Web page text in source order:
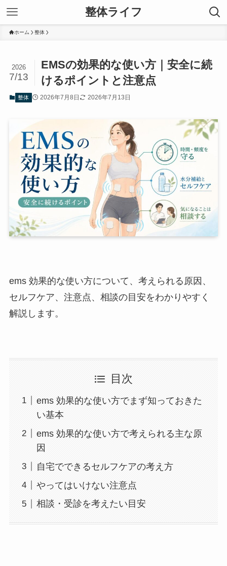
整体ライフ
ホーム 整体
EMSの効果的な使い方｜安全に続
けるポイントと注意点
2026
7/13
整体 2026年7月8日 2026年7月13日
ems 効果的な使い方について、考えられる原因、
セルフケア、注意点、相談の目安をわかりやすく
解説します。
目次
ems 効果的な使い方でまず知っておきた
い基本
ems 効果的な使い方で考えられる主な原
因
自宅でできるセルフケアの考え方
やってはいけない注意点
相談・受診を考えたい目安